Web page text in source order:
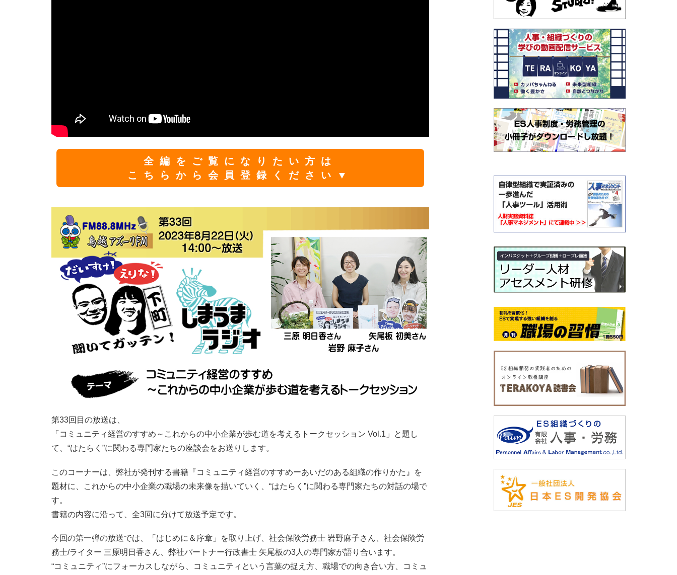
全編をご覧になりたい方は
こちらから会員登録ください▼
第33回目の放送は、
「コミュニティ経営のすすめ～これからの中小企業が歩む道を考えるトークセッション Vol.1」と題し
て、“はたらく”に関わる専門家たちの座談会をお送りします。
このコーナーは、弊社が発刊する書籍『コミュニティ経営のすすめーあいだのある組織の作りかた』を
題材に、これからの中小企業の職場の未来像を描いていく、“はたらく”に関わる専門家たちの対話の場で
す。
書籍の内容に沿って、全3回に分けて放送予定です。
今回の第一弾の放送では、「はじめに＆序章」を取り上げ、社会保険労務士 岩野麻子さん、社会保険労
務士/ライター 三原明日香さん、弊社パートナー行政書士 矢尾板の3人の専門家が語り合います。
“コミュニティ”にフォーカスしながら、コミュニティという言葉の捉え方、職場での向き合い方、コミュ